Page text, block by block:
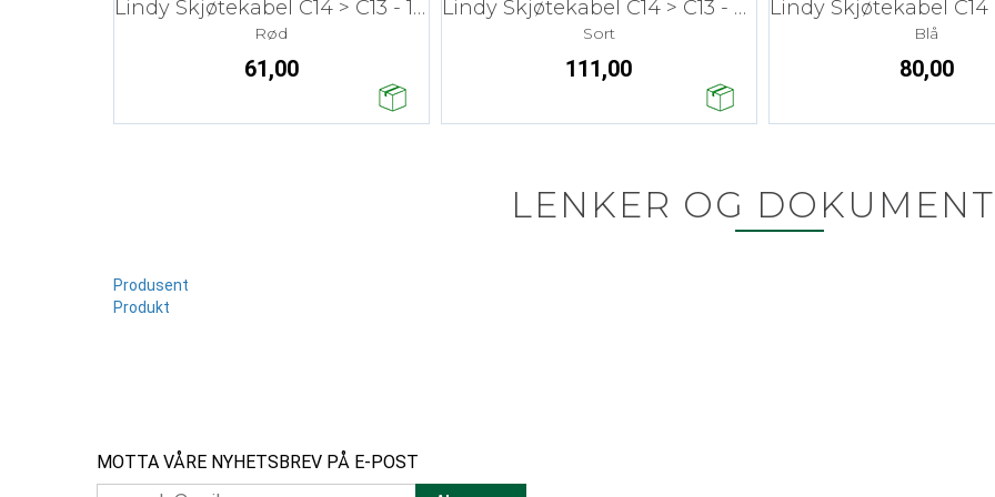
Lindy Skjøtekabel C14 > C13 - 1 m
Rød
61,00
Lindy Skjøtekabel C14 > C13 - 3 m
Sort
111,00
Blå
80,00
LENKER OG
Produsent
Produkt
MOTTA VÅRE NYHETSBREV PÅ E-POST